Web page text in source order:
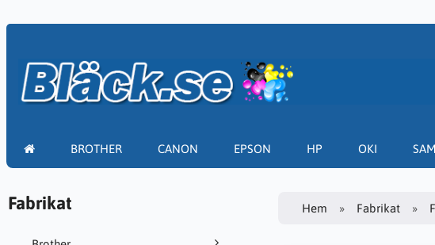
BROTHER CANON EPSON HP OKI
Fabrikat Hem Fabrikat